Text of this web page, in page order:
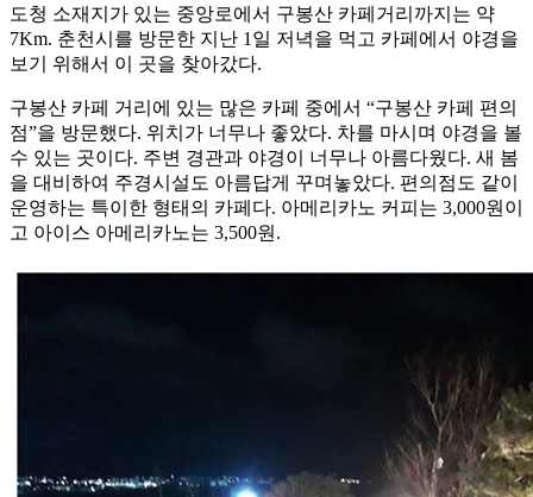
도청 소재지가 있는 중앙로에서 구봉산 카페거리까지는 약
7Km. 춘천시를 방문한 지난 1일 저녁을 먹고 카페에서 야경을
보기 위해서 이 곳을 찾아갔다.
구봉산 카페 거리에 있는 많은 카페 중에서 “구봉산 카페 편의
점”을 방문했다. 위치가 너무나 좋았다. 차를 마시며 야경을 볼
수 있는 곳이다. 주변 경관과 야경이 너무나 아름다웠다. 새 봄
을 대비하여 주경시설도 아름답게 꾸며놓았다. 편의점도 같이
운영하는 특이한 형태의 카페다. 아메리카노 커피는 3,000원이
고 아이스 아메리카노는 3,500원.